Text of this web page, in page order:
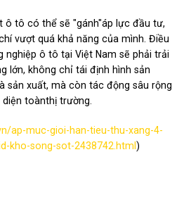
ô tô có thể sẽ "gánh"áp lực đầu tư,
vượt quá khả năng của mình. Điều
nghiệp ô tô tại Việt Nam sẽ phải trải
lớn, không chỉ tái định hình sản
sản xuất, mà còn tác động sâu rộng
toànthị trường.
ap-muc-gioi-han-tieu-thu-xang-4-
kho-song-sot-2438742.html)